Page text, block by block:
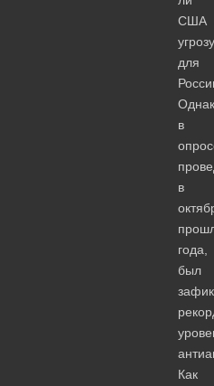
США
угрозу
для
в
в
года,
был
Как